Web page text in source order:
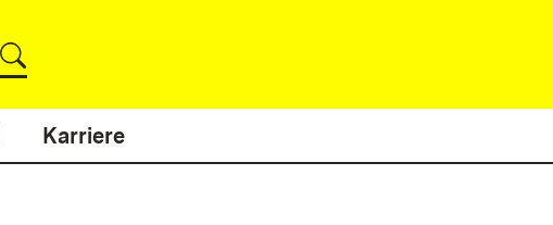
Karriere